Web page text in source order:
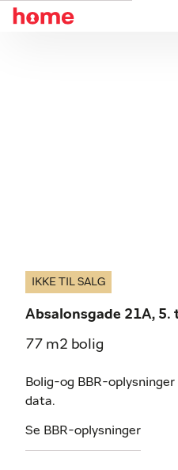
IKKE TIL SALG
Absalonsgade 21A, 5.
77 m2 bolig
Bolig-og BBR-
data.
Se BBR-oplysninger